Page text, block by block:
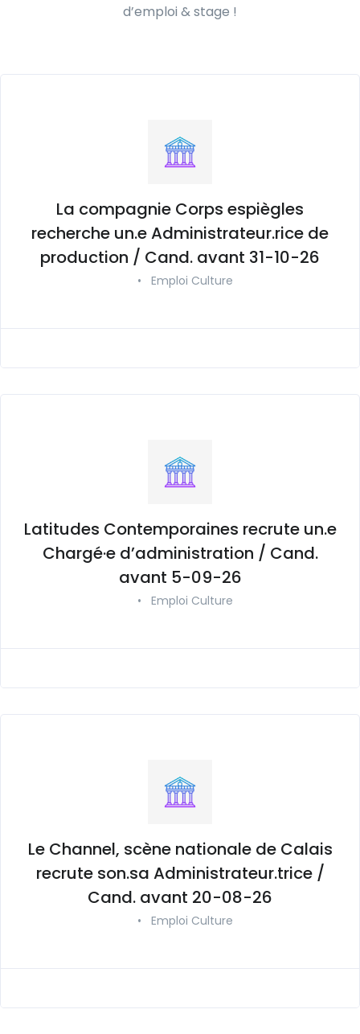
d’emploi & stage !
La compagnie Corps espiègles
recherche un.e Administrateur.rice de
production / Cand. avant 31-10-26
• Emploi Culture
Latitudes Contemporaines recrute un.e
Chargé·e d’administration / Cand.
avant 5-09-26
• Emploi Culture
Le Channel, scène nationale de Calais
recrute son.sa Administrateur.trice /
Cand. avant 20-08-26
• Emploi Culture